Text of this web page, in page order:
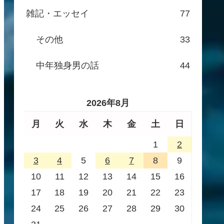
雑記・エッセイ 77
その他 33
中年独身男の話 44
2026年8月
月 火 水 木 金 土 日
1
2
3
4 5 6 7 8
9
10
11 12 13 14 15
16
17
18 19 20 21 22
23
24
25 26 27 28 29
30